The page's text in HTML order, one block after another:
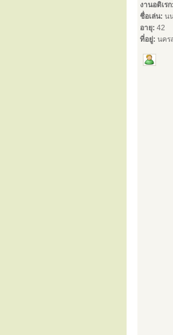
งานอดิเรก:
ชื่อเล่น: น
อายุ: 42
ที่อยู่: นคร